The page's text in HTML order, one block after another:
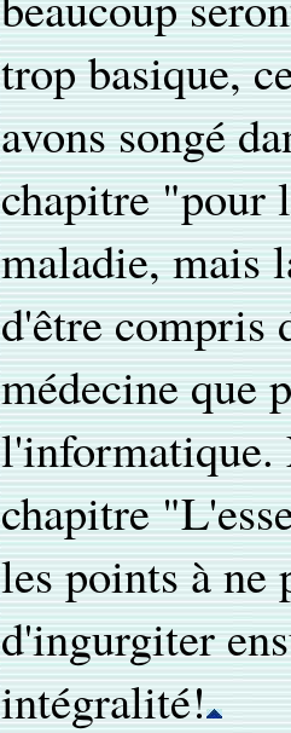
trop basique,
avons songé
chapitre "pour
maladie, mais
d'être compris
médecine que
l'informatique.
chapitre
les points à ne
d'ingurgiter
intégralité!